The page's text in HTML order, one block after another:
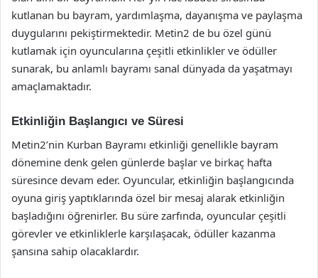
kutlanan bu bayram, yardımlaşma, dayanışma ve paylaşma
duygularını pekiştirmektedir. Metin2 de bu özel günü
kutlamak için oyuncularına çeşitli etkinlikler ve ödüller
sunarak, bu anlamlı bayramı sanal dünyada da yaşatmayı
amaçlamaktadır.
Etkinliğin Başlangıcı ve Süresi
Metin2’nin Kurban Bayramı etkinliği genellikle bayram
dönemine denk gelen günlerde başlar ve birkaç hafta
süresince devam eder. Oyuncular, etkinliğin başlangıcında
oyuna giriş yaptıklarında özel bir mesaj alarak etkinliğin
başladığını öğrenirler. Bu süre zarfında, oyuncular çeşitli
görevler ve etkinliklerle karşılaşacak, ödüller kazanma
şansına sahip olacaklardır.